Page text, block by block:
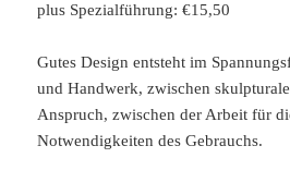
plus Spezialführung: €15,50
Gutes Design entsteht im
und Handwerk, zwischen
Anspruch, zwischen der Arbeit für
Notwendigkeiten des Gebrauchs.